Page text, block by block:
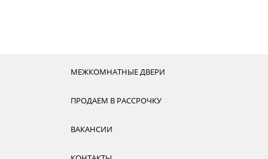
МЕЖКОМНАТНЫЕ ДВЕРИ
ПРОДАЕМ В РАССРОЧКУ
ВАКАНСИИ